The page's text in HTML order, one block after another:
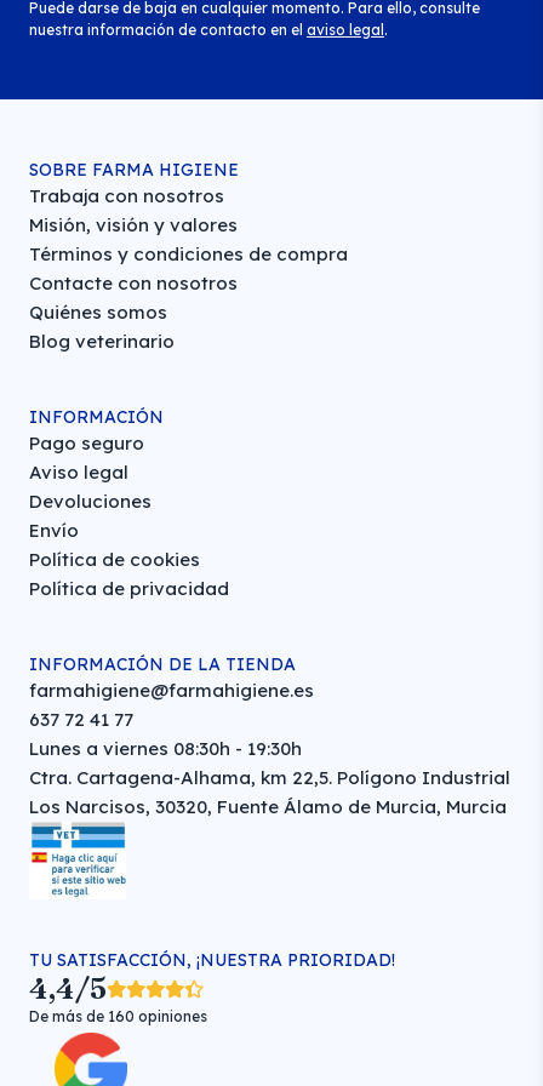
Puede darse de baja en cualquier momento. Para ello, consulte
nuestra información de contacto en el aviso legal .
SOBRE FARMA HIGIENE
Trabaja con nosotros
Misión, visión y valores
Términos y condiciones de compra
Contacte con nosotros
Quiénes somos
Blog veterinario
INFORMACIÓN
Pago seguro
Aviso legal
Devoluciones
Envío
Política de cookies
Política de privacidad
INFORMACIÓN DE LA TIENDA
farmahigiene@farmahigiene.es
637 72 41 77
Lunes a viernes 08:30h - 19:30h
Ctra. Cartagena-Alhama, km 22,5. Polígono Industrial
Los Narcisos, 30320, Fuente Álamo de Murcia, Murcia
TU SATISFACCIÓN, ¡NUESTRA PRIORIDAD!
4,4/5
De más de 160 opiniones